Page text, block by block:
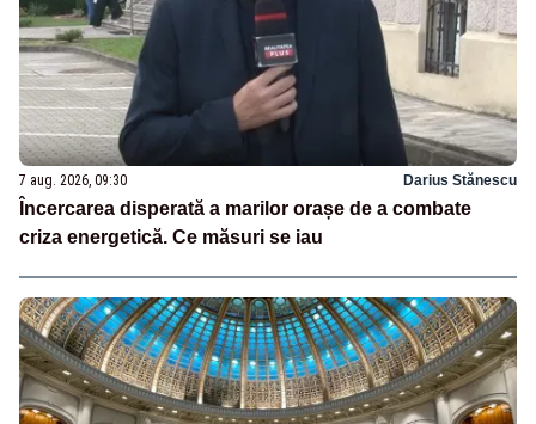
7 aug. 2026, 09:30 Darius Stănescu
Încercarea disperată a marilor orașe de a combate
criza energetică. Ce măsuri se iau